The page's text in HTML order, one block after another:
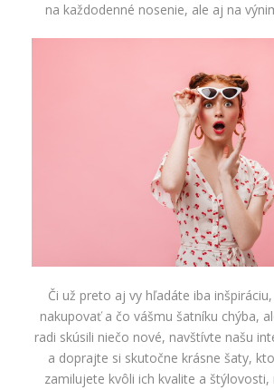
na každodenné nosenie, ale aj na
Či už preto aj vy hľadáte iba
nakupovať a čo vášmu šatníku chýba,
radi skúsili niečo nové, navštívte našu
a doprajte si skutočne krásne šaty,
zamilujete kvôli ich kvalite a